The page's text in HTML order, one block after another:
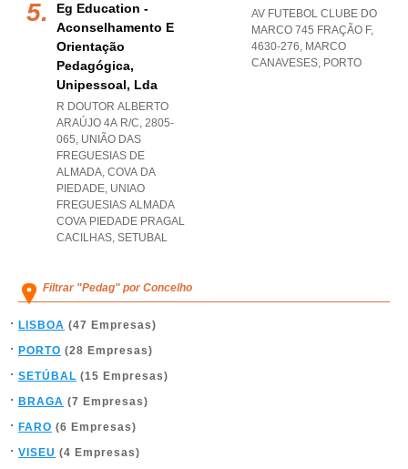
Eg Education -
Aconselhamento E
Orientação
Pedagógica,
Unipessoal, Lda
R DOUTOR ALBERTO
ARAÚJO 4A R/C, 2805-
065, UNIÃO DAS
FREGUESIAS DE
ALMADA, COVA DA
PIEDADE, UNIAO
FREGUESIAS ALMADA
COVA PIEDADE PRAGAL
CACILHAS, SETUBAL
AV FUTEBOL CLUBE DO
MARCO 745 FRAÇÃO F,
4630-276, MARCO
CANAVESES, PORTO
Filtrar "Pedag" por Concelho
LISBOA (47 Empresas)
PORTO (28 Empresas)
SETÚBAL (15 Empresas)
BRAGA (7 Empresas)
FARO (6 Empresas)
VISEU (4 Empresas)